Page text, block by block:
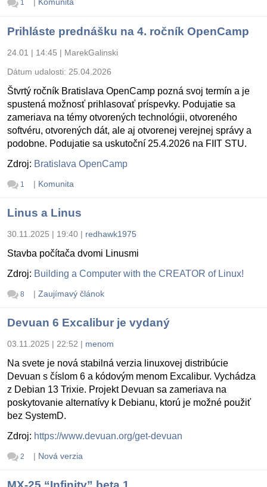
1 Komunita
Prihláste prednášku na 4. ročník OpenCamp
24.01 | 14:45 | MarekGalinski
Dátum udalosti: 25.04.2026
Štvrtý ročník Bratislava OpenCamp pozná svoj termín a je
spustená možnosť prihlasovať príspevky. Podujatie sa
zameriava na témy otvorených technológii, otvoreného
softvéru, otvorených dát, ale aj otvorenej verejnej správy a
podobne. Podujatie sa uskutoční 25.4.2026 na FIIT STU.
Zdroj: Bratislava OpenCamp
1 | Komunita
Linus a Linus
30.11.2025 | 19:40 | redhawk1975
Stavba počítača dvomi Linusmi
Zdroj: Building a Computer with the CREATOR of Linux!
8 | Zaujímavý článok
Devuan 6 Excalibur je vydaný
03.11.2025 | 22:52 | menom
Na svete je nová stabilná verzia linuxovej distribúcie
Devuan s číslom 6 a kódovým menom Excalibur. Vychádza
z Debian 13 Trixie. Projekt Devuan sa zameriava na
poskytovanie alternatívy k Debianu, ktorú je možné použiť
bez SystemD.
Zdroj: https://www.devuan.org/get-devuan
2 | Nová verzia